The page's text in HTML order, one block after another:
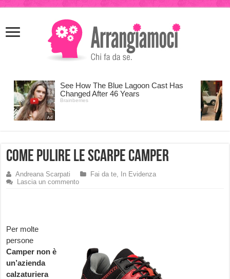
giriş
kingroyal
Come pulire le scarpe Camper
Andreana Scarpati Fai da te,
In Evidenza
Lascia un commento
Per molte
persone
Camper non è
un’azienda
calzaturiera